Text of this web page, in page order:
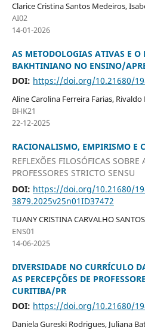
Clarice Cristina Santos Medeiros,
AI02
14-01-2026
AS METODOLOGIAS ATIVAS E
BAKHTINIANO NO ENSINO/
DOI: https://doi.org/10.21680/
Aline Carolina Ferreira Farias, Rivaldo
BHK21
22-12-2025
RACIONALISMO, EMPIRISMO E
REFLEXÕES FILOSÓFICAS
PROFESSORES STRICTO SENSU
DOI: https://doi.org/10.21680/
3879.2025v25n01ID37472
TUANY CRISTINA CARVALHO SANTOS
ENS01
14-06-2025
DIVERSIDADE NO CURRÍCULO
AS PERCEPÇÕES DE
CURITIBA/PR
DOI: https://doi.org/10.21680/
Daniela Gureski Rodrigues, Juliana